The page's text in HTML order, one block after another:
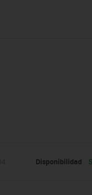
Disponibilidad